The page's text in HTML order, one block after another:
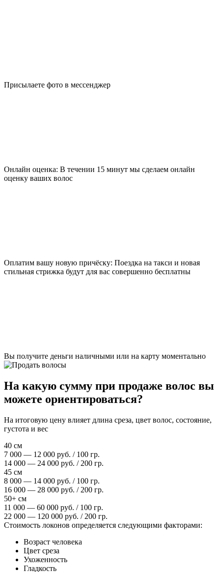
Присылаете фото в мессенджер
Онлайн оценка: В течении 15 минут мы сделаем онлайн
оценку ваших волос
Оплатим вашу новую причёску: Поездка на такси и новая
стильная стрижка будут для вас совершенно бесплатны
Вы получите деньги наличными или на карту моментально
На какую сумму при продаже волос вы
можете ориентироваться?
На итоговую цену влияет длина среза, цвет волос, состояние,
густота и вес
40 см
7 000 — 12 000 руб. / 100 гр.
14 000 — 24 000 руб. / 200 гр.
45 см
8 000 — 14 000 руб. / 100 гр.
16 000 — 28 000 руб. / 200 гр.
50+ см
11 000 — 60 000 руб. / 100 гр.
22 000 — 120 000 руб. / 200 гр.
Стоимость локонов определяется следующими факторами:
Возраст человека
Цвет среза
Ухоженность
Гладкость